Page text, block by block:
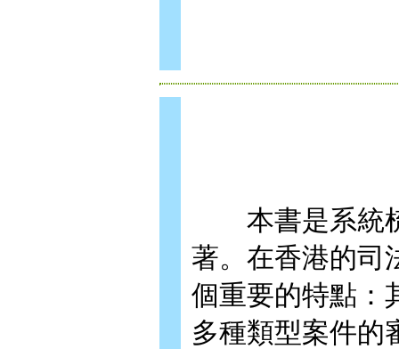
本書是系統梳
著。在香港的司
個重要的特點：
多種類型案件的